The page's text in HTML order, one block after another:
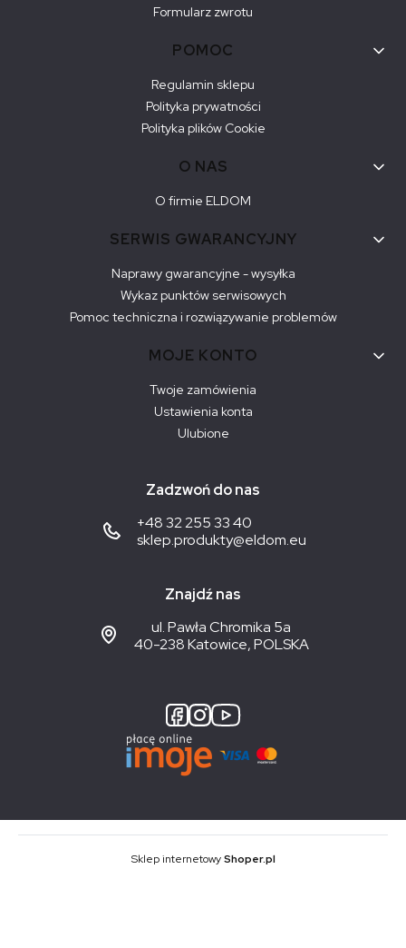
Formularz zwrotu
POMOC
Regulamin sklepu
Polityka prywatności
Polityka plików Cookie
O NAS
O firmie ELDOM
SERWIS GWARANCYJNY
Naprawy gwarancyjne - wysyłka
Wykaz punktów serwisowych
Pomoc techniczna i rozwiązywanie problemów
MOJE KONTO
Twoje zamówienia
Ustawienia konta
Ulubione
Zadzwoń do nas
+48 32 255 33 40
sklep.produkty@eldom.eu
Znajdź nas
ul. Pawła Chromika 5a
40-238 Katowice, POLSKA
Sklep internetowyShoper.pl